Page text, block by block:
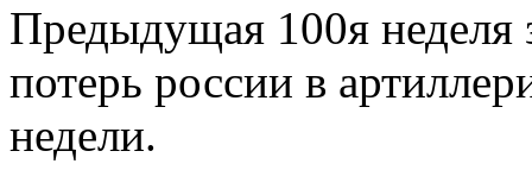
Предыдущая 100я неделя
потерь россии в
недели.